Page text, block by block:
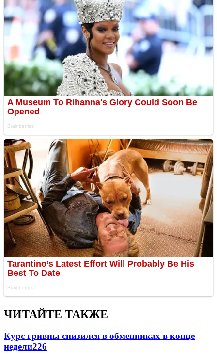
ЧИТАЙТЕ ТАКЖЕ
Курс гривны снизился в обменниках в конце
недели226